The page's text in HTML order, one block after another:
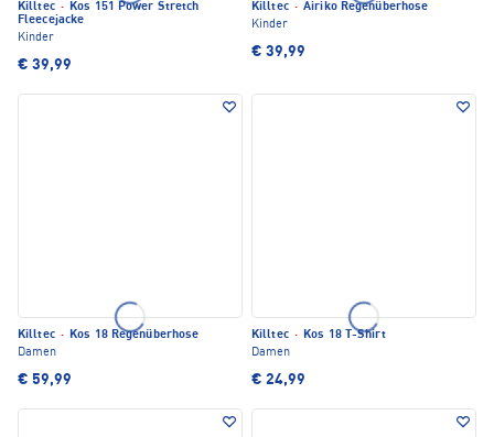
Killtec · Kos 151 Power Stretch
Fleecejacke
Kinder
€ 39,99
Killtec · Airiko Regenüberhose
Kinder
€ 39,99
Killtec · Kos 18 Regenüberhose
Damen
€ 59,99
Killtec · Kos 18 T-Shirt
Damen
€ 24,99